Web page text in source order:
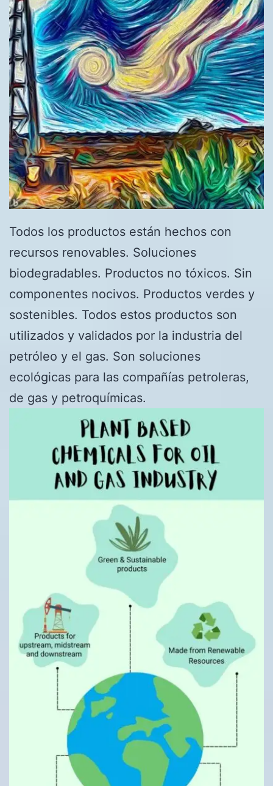
Todos los productos están hechos con
recursos renovables. Soluciones
biodegradables. Productos no tóxicos. Sin
componentes nocivos. Productos verdes y
sostenibles. Todos estos productos son
utilizados y validados por la industria del
petróleo y el gas. Son soluciones
ecológicas para las compañías petroleras,
de gas y petroquímicas.